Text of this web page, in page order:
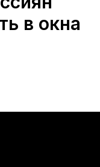
в окна